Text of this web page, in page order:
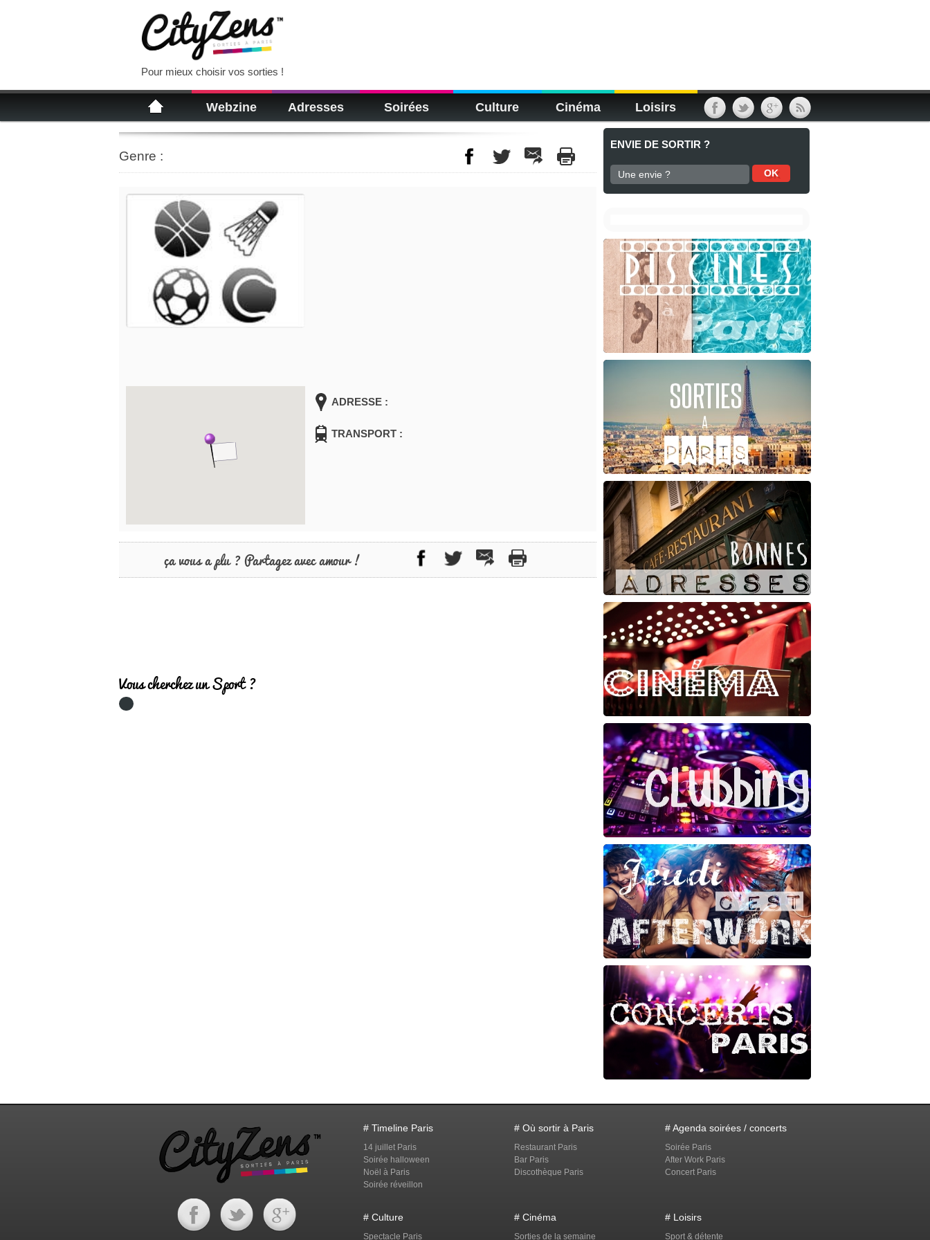
Pour mieux choisir vos sorties !
Webzine Adresses Soirées Culture Cinéma Loisirs
Genre :
ADRESSE :
TRANSPORT :
ça vous a plu ? Partagez avec amour !
Vous cherchez un Sport ?
ENVIE DE SORTIR ?
# Timeline Paris
14 juillet Paris
Soirée halloween
Noël à Paris
Soirée réveillon
# Où sortir à Paris
Restaurant Paris
Bar Paris
Discothèque Paris
# Agenda soirées / concerts
Soirée Paris
After Work Paris
Concert Paris
# Culture
Spectacle Paris
# Cinéma
Sorties de la semaine
# Loisirs
Sport & détente